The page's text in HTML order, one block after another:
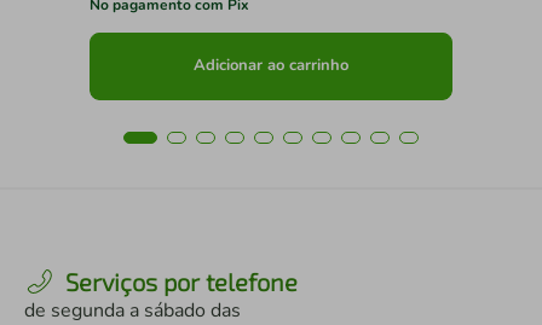
No pagamento com Pix
Adicionar ao carrinho
Serviços por telefone
de segunda a sábado das